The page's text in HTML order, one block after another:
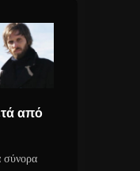
από
σύνορα